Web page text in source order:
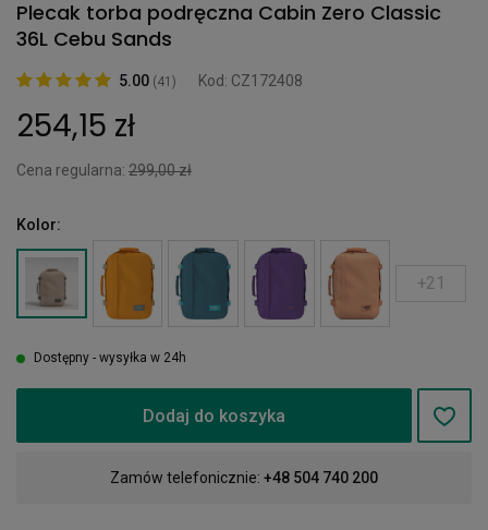
Plecak torba podręczna Cabin Zero Classic
36L Cebu Sands
5.00 (41) Kod: CZ172408
254,15 zł
Cena regularna: 299,00 zł
Kolor:
+21
Dostępny - wysyłka w 24h
Dodaj do koszyka
Zamów telefonicznie: +48 504 740 200